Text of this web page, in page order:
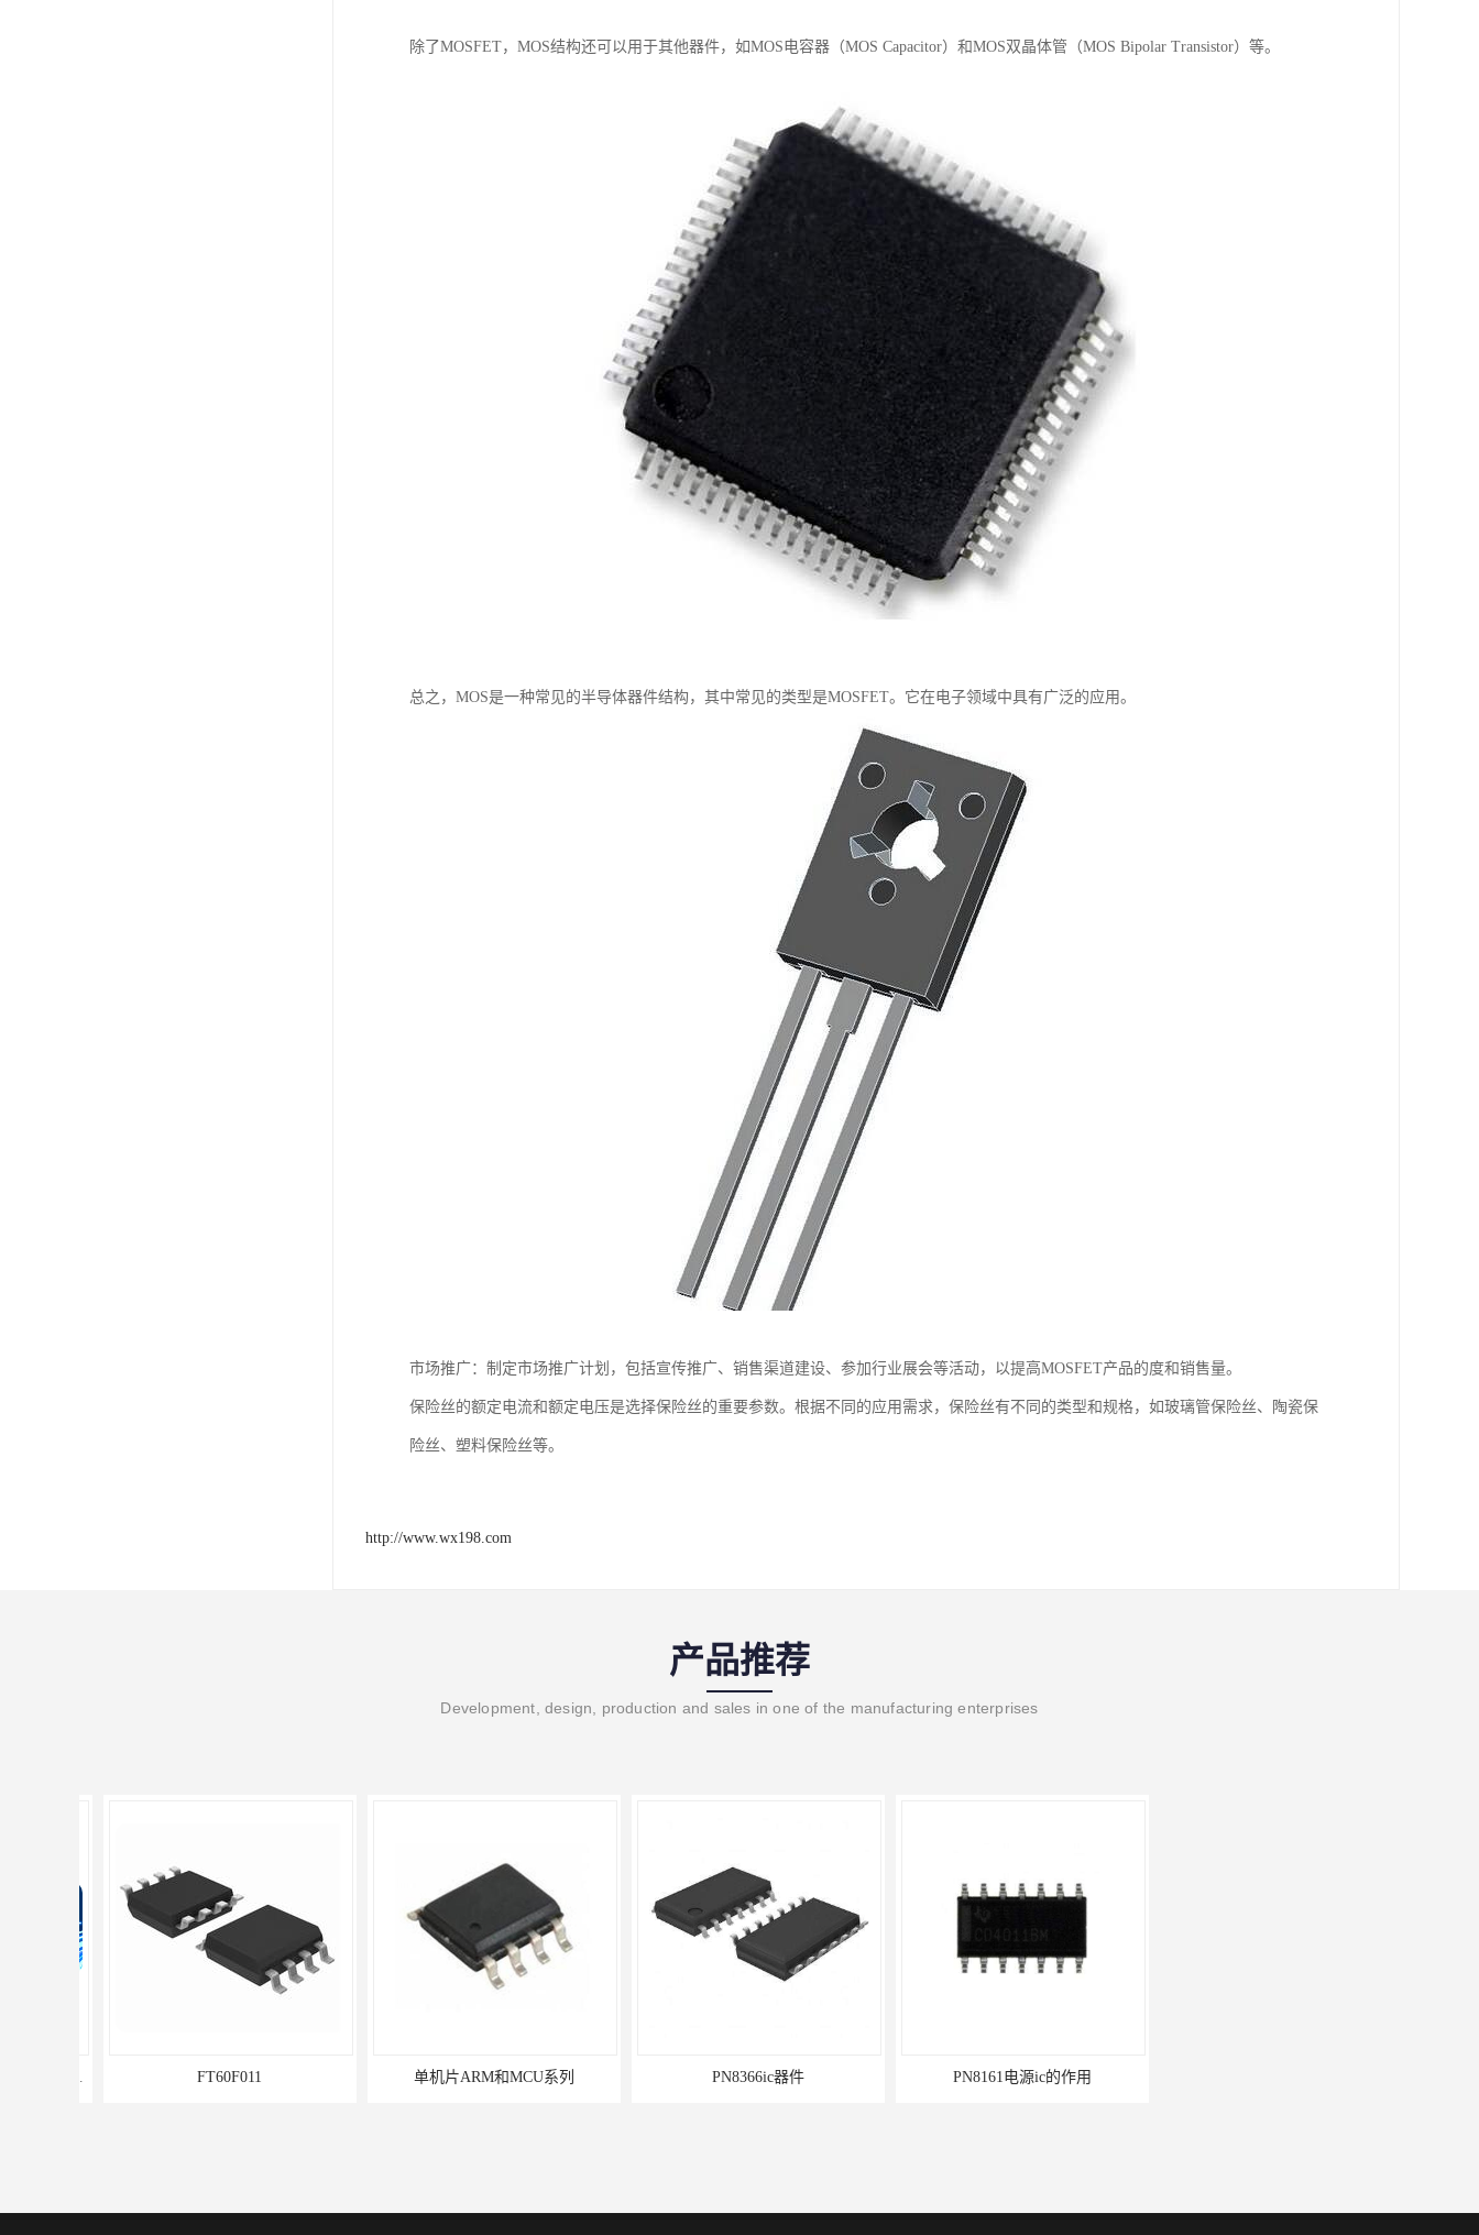
除了MOSFET，MOS结构还可以用于其他器件，如MOS电容器（MOS Capacitor）和MOS双晶体管（MOS Bipolar Transistor）等。
总之，MOS是一种常见的半导体器件结构，其中常见的类型是MOSFET。它在电子领域中具有广泛的应用。
市场推广：制定市场推广计划，包括宣传推广、销售渠道建设、参加行业展会等活动，以提高MOSFET产品的度和销售量。
保险丝的额定电流和额定电压是选择保险丝的重要参数。根据不同的应用需求，保险丝有不同的类型和规格，如玻璃管保险丝、陶瓷保
险丝、塑料保险丝等。
http://www.wx198.com
产品推荐
Development, design, production and sales in one of the manufacturing enterprises
FT60F011 单机片ARM和MCU系列 PN8366ic器件 PN8161电源ic的作用